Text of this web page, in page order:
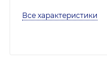
Все характеристики